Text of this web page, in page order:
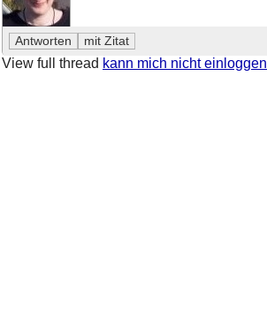
View full thread kann mich nicht einloggen